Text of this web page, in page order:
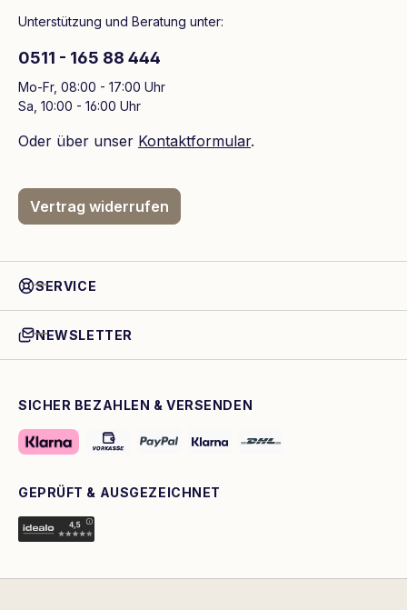
Unterstützung und Beratung unter:
0511 - 165 88 444
Mo-Fr, 08:00 - 17:00 Uhr
Sa, 10:00 - 16:00 Uhr
Oder über unser Kontaktformular.
Vertrag widerrufen
SERVICE
NEWSLETTER
SICHER BEZAHLEN & VERSENDEN
GEPRÜFT & AUSGEZEICHNET